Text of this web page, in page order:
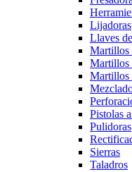
Lijadoras
Llaves
Martillos
Martillos
Martillos
Pistolas
Pulidoras
Sierras
Taladros